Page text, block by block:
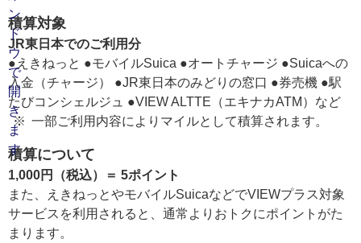
積算対象
JR東日本でのご利用分
●えきねっと ●モバイルSuica ●オートチャージ ●Suicaへの
入金（チャージ） ●JR東日本のみどりの窓口 ●券売機 ●駅
たびコンシェルジュ ●VIEW ALTTE（エキナカATM）など
一部ご利用内容によりマイルとして積算されます。
積算について
1,000円（税込）＝ 5ポイント
また、えきねっとやモバイルSuicaなどでVIEWプラス対象
サービスを利用されると、通常よりおトクにポイントがた
まります。